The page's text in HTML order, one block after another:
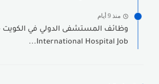
منذ 9 أيام
وظائف المستشفى الدولي في الكويت
International Hospital Job...